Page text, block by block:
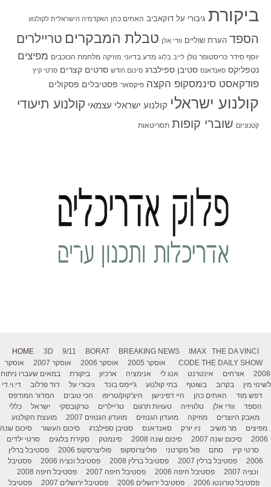
ביקורת גיבורי על דוקאביב האחים כהן האקדמיה הישראלית לקולנוע
הספד הערת שוליים וודי אלן טבלת המבקרים טריילרים
יוסף סידר כריסטופר נולן לייב בלוג מדע בדיוני מוזיקה מלחמת הכוכבים מפיצים
נטפליקס סאנדאנס סטיבן ספילברג סיכום חודש סרטים קצרים סרטי קיץ
פודקאסט סינמסקופ הקצה פיקסאר פסטיבלים פסקולים
קולנוע ישראלי קולנוע ישראלי עצמאי קולנוע תיעודי
קטנוניזם שוברי קופות תסריטאות
HOME 3D 9/11 BORAT BREAKING NEWS IMAX
THE DA VINCI
CODE THE DAILY SHOW אוסקר 2005 אוסקר 2006 אוסקר 2007
אוסקר
2008
אורחים אינטרנט אנג לי אנימציה ארכיון ביקורת
במאים שעברו ניתוח
לשינוי מין
בקרוב בשוטף בתי קולנוע ג'יימס בונד גיבורי על דוד פרלוב
די.וי.די
דפש מוד
האחים כהן היי דפינישן היצ'קוק/טריפו הכי טובים
המדור המודפס
הספד
וודי אלן טלוויזיה טעויות תרגום טריילרים טרקובסקי ישראל
כללי
מאבק היוצרים
מוזיקה מועדון הגנוזים מועדון הגנוזים 2007
מועצת הקולנוע
מפיצים
מר משיב ניו יורק סאנדאנס סטיבן ספילברג סיכום העשור
סיכום שנה
2006
סיכום שנה 2007 סיכום שנה 2008 סינמטק סקירת בלוגים
סרטי ילדים
סרטי קיץ
סתם פול מקרטני פוליצרוסקופ פוליצרסקופ 2006
פסטיבל ברלין
2006
פסטיבל ברלין 2007 פסטיבל ברלין 2008 פסטיבל ונציה 2006
פסטיבל
ונציה 2007
פסטיבל חיפה 2006 פסטיבל חיפה 2007
פסטיבל חיפה 2008
פסטיבל טורונטו 2006
פסטיבל ירושלים 2006 פסטיבל ירושלים 2007 פסטיבל